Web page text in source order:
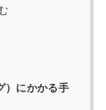
）にかかる手